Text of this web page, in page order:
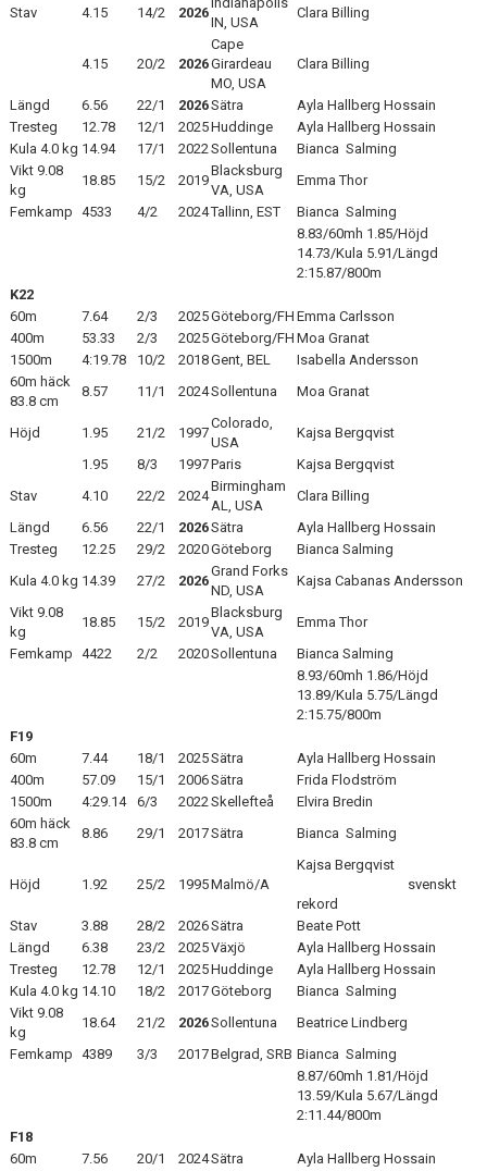
KALENDER
Stav 4.15 14/2 2026
IN, USA
Clara Billing
4.15 20/2 2026
Cape
Girardeau
MO, USA
Clara Billing
Längd 6.56 22/1 2026Sätra
Ayla Hallberg Hossain
Tresteg
12.78 12/1 2025Huddinge
Ayla Hallberg Hossain
Kula 4.0 kg 14.94 17/1 2022Sollentuna
Bianca Salming
Vikt 9.08
kg
18.85 15/2 2019
Blacksburg
VA, USA
Emma Thor
Femkamp 4533 4/2 2024Tallinn, EST
Bianca Salming
8.83/60mh 1.85/Höjd
14.73/Kula 5.91/Längd
2:15.87/800m
K22
60m
7.64 2/3 2025Göteborg/FH Emma Carlsson
400m
53.33 2/3 2025Göteborg/FH Moa Granat
1500m
4:19.78 10/2 2018Gent, BEL
Isabella Andersson
60m häck
83.8 cm
8.57 11/1 2024Sollentuna Moa Granat
Höjd 1.95 21/2 1997
Colorado,
USA
Kajsa Bergqvist
1.95
8/3 1997Paris
Kajsa Bergqvist
Stav
4.10 22/2 2024
Birmingham
AL, USA
Clara Billing
Längd
6.56 22/1 2026Sätra
Ayla Hallberg Hossain
Tresteg
12.25 29/2 2020Göteborg
Bianca Salming
Kula 4.0 kg 14.39 27/2 2026
Grand Forks
ND, USA
Kajsa Cabanas Andersson
Vikt 9.08
kg
18.85 15/2 2019
Blacksburg
VA, USA
Emma Thor
Femkamp 4422 2/2 2020Sollentuna
Bianca Salming
8.93/60mh 1.86/Höjd
13.89/Kula 5.75/Längd
2:15.75/800m
F19
60m
7.44 18/1 2025Sätra
Ayla Hallberg Hossain
400m
57.09 15/1 2006Sätra
Frida Flodström
1500m
4:29.14 6/3 2022Skellefteå
Elvira Bredin
60m häck
83.8 cm
8.86 29/1 2017Sätra Bianca Salming
Höjd 1.92 25/2 1995Malmö/A
Kajsa Bergqvist
svenskt
rekord
Stav
3.88 28/2 2026Sätra
Beate Pott
Längd
6.38 23/2 2025Växjö
Ayla Hallberg Hossain
Tresteg
12.78 12/1 2025Huddinge
Ayla Hallberg Hossain
Kula 4.0 kg 14.10 18/2 2017Göteborg
Bianca Salming
Vikt 9.08
kg
18.64 21/2 2026Sollentuna
Beatrice Lindberg
Femkamp 4389 3/3 2017Belgrad, SRB Bianca Salming
8.87/60mh 1.81/Höjd
13.59/Kula 5.67/Längd
2:11.44/800m
F18
60m
7.56 20/1 2024Sätra Ayla Hallberg Hossain